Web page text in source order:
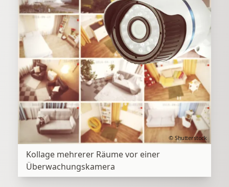
© Shutterstock
Kollage mehrerer Räume vor einer
Überwachungskamera